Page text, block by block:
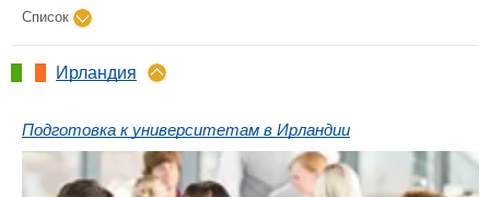
Список
Ирландия
Подготовка к университетам в Ирландии